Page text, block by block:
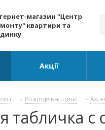
магазин "Центр
квартири та
Акції
- Розподільні щити -
табличка с